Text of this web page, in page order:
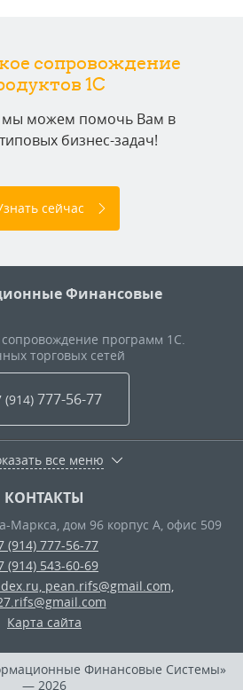
сопровождение
1C
мы можем помочь Вам в
бизнес-задач!
сейчас
Финансовые
программ 1С.
торговых сетей
(914) 777-56-77
все меню
КОНТАКТЫ
Маркса, дом 96 корпус А, офис 509
(914) 777-56-77
(914) 543-60-69
pean.rifs@gmail.com,
Карта сайта
Финансовые Системы»
— 2026